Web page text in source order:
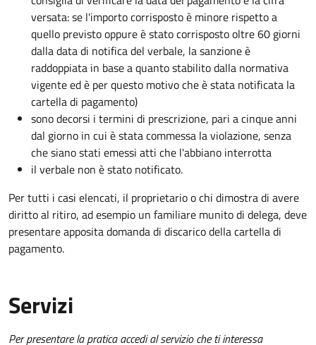
versata: se l'importo corrisposto è minore rispetto a
quello previsto oppure è stato corrisposto oltre 60 giorni
dalla data di notifica del verbale, la sanzione è
raddoppiata in base a quanto stabilito dalla normativa
vigente ed è per questo motivo che è stata notificata la
cartella di pagamento)
sono decorsi i termini di prescrizione, pari a cinque anni
dal giorno in cui è stata commessa la violazione, senza
che siano stati emessi atti che l'abbiano interrotta
il verbale non è stato notificato.
Per tutti i casi elencati, il proprietario o chi dimostra di avere
diritto al ritiro, ad esempio un familiare munito di delega, deve
presentare apposita domanda di discarico della cartella di
pagamento.
Servizi
Per presentare la pratica accedi al servizio che ti interessa